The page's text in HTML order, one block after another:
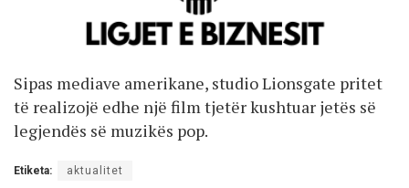
Sipas mediave amerikane, studio Lionsgate pritet
të realizojë edhe një film tjetër kushtuar jetës së
legjendës së muzikës pop.
Etiketa: aktualitet